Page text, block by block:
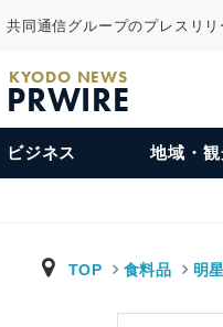
共同通信グループのプレスリ
KYODO NEWS
PRWIRE
ビジネス 地域・
TOP 食料品 明